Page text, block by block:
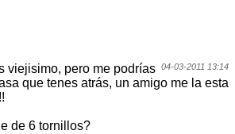
04-03-2011 13:14
viejisimo, pero me podrías
que tenes atrás, un amigo me la esta
de 6 tornillos?